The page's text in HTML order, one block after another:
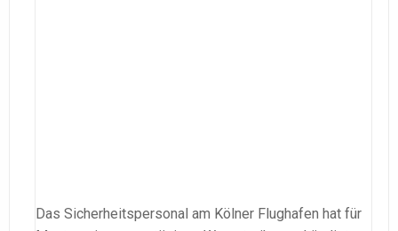
Das Sicherheitspersonal am Kölner Flughafen hat für